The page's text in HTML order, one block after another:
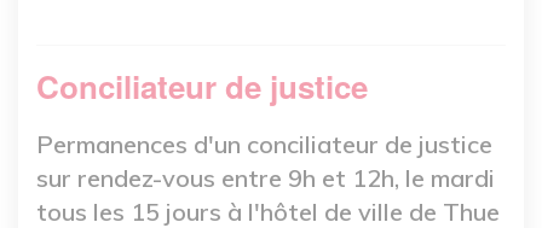
Conciliateur de justice
Permanences d'un conciliateur de justice
sur rendez-vous entre 9h et 12h, le mardi
tous les 15 jours à l'hôtel de ville de Thue